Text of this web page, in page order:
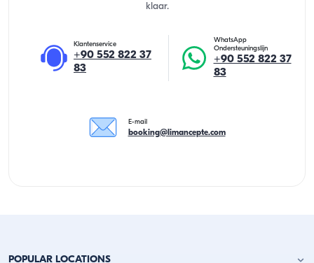
klaar.
Klantenservice
+90 552 822 37
83
WhatsApp
Ondersteuningslijn
+90 552 822 37
83
E-mail
booking@limancepte.com
POPULAR LOCATIONS